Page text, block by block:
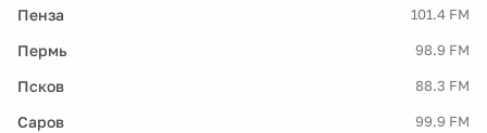
Пенза 101.4 FM
Пермь 98.9 FM
Псков 88.3 FM
Саров 99.9 FM